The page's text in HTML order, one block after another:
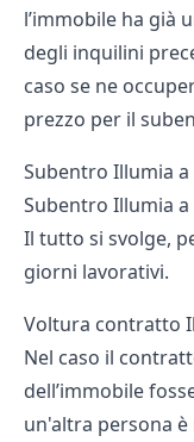
l’immobile ha già
degli inquilini
caso se ne
prezzo per il
Subentro Illumia a
Subentro Illumia a
Il tutto si svolge,
giorni lavorativi.
Voltura contratto
Nel caso il
dell’immobile
un'altra persona